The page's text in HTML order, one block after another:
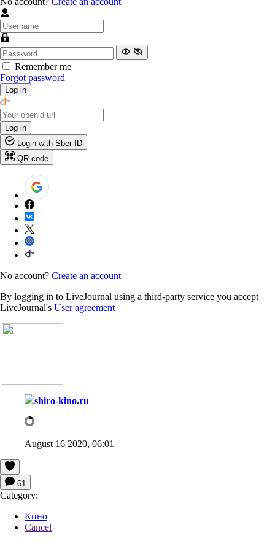
Remember me
Forgot password
Log in
Log in
Login with Sber ID
QR code
No account? Create an account
By logging in to LiveJournal using a third-party service you accept
LiveJournal's User agreement
shiro-kino.ru
August 16 2020, 06:01
61
Category:
Кино
Cancel